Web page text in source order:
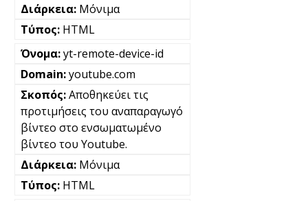
Μόνιμα
HTML
yt-remote-device-id
youtube.com
Αποθηκεύει τις
προτιμήσεις του αναπαραγωγό
βίντεο στο ενσωματωμένο
βίντεο του Youtube.
Μόνιμα
HTML